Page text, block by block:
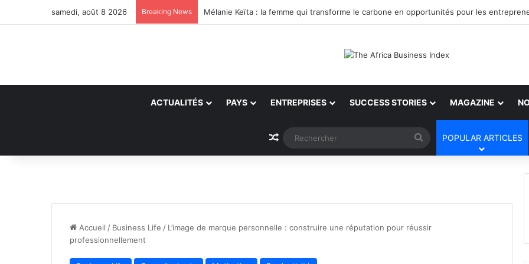
samedi, août 8 2026 Breaking News
ACTUALITÉS PAYS ENTREPRISES SUCCESS STORIES MAGAZINE
Article Aléatoire Rechercher
POPULAR ARTICLES
Accueil / Business Life / L’image de marque personnelle : construire une réputation pour réussir
professionnellement